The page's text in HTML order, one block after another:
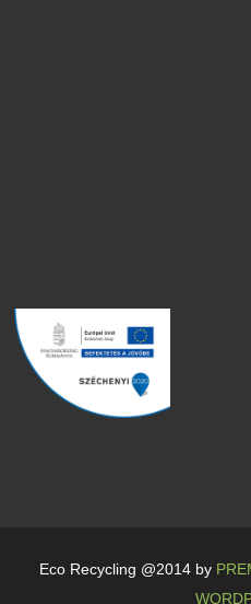
Eco Recycling @2014 by